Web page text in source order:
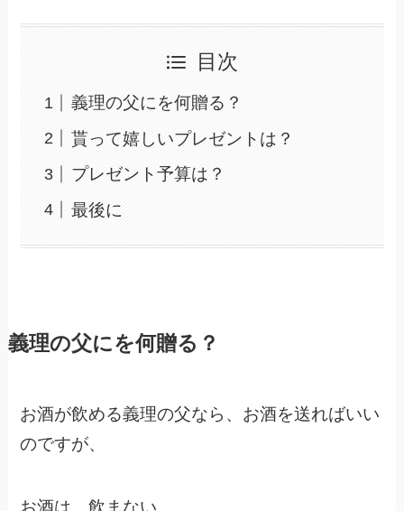
目次
義理の父にを何贈る？
貰って嬉しいプレゼントは？
プレゼント予算は？
最後に
義理の父にを何贈る？
お酒が飲める義理の父なら、お酒を送ればいい
のですが、
お酒は、飲まない